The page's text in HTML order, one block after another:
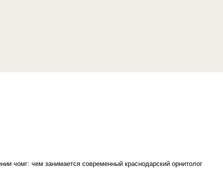
чомг: чем занимается современный краснодарский орнитолог